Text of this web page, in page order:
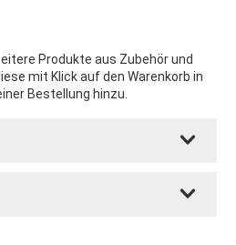
Produkte aus Zubehör und
mit Klick auf den Warenkorb in
Bestellung hinzu.